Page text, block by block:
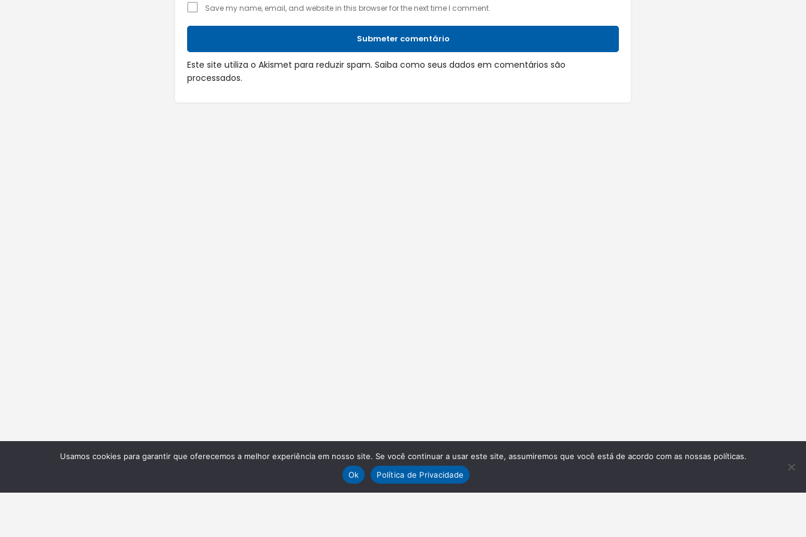
Save my name, email, and website in this browser for the next time I comment.
Submeter comentário
Este site utiliza o Akismet para reduzir spam. Saiba como seus dados em comentários são
processados.
Usamos cookies para garantir que oferecemos a melhor experiência em nosso site. Se você continuar a usar este site, assumiremos que você está de acordo com as nossas políticas.
Ok
Política de Privacidade